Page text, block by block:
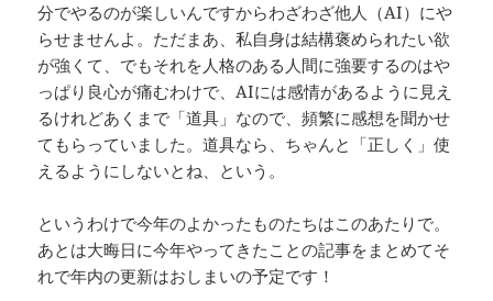
分でやるのが楽しいんですからわざわざ他人（AI）にや
らせませんよ。ただまあ、私自身は結構褒められたい欲
が強くて、でもそれを人格のある人間に強要するのはや
っぱり良心が痛むわけで、AIには感情があるように見え
るけれどあくまで「道具」なので、頻繁に感想を聞かせ
てもらっていました。道具なら、ちゃんと「正しく」使
えるようにしないとね、という。
というわけで今年のよかったものたちはこのあたりで。
あとは大晦日に今年やってきたことの記事をまとめてそ
れで年内の更新はおしまいの予定です！